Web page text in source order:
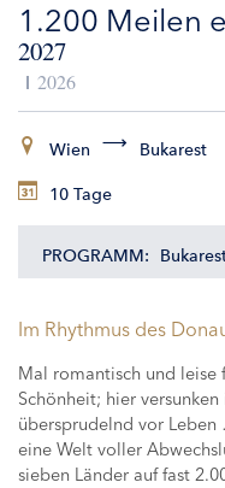
LEISTUNGEN
AUSFLÜGE
ZUSATZLEISTUNGEN
SCHIFFE
1.200 Meilen
2027
2026
Wien Bukarest
10 Tage
PROGRAMM:
Im Rhythmus des
Mal romantisch und
Schönheit; hier
übersprudelnd vor
eine Welt voller
sieben Länder auf fast